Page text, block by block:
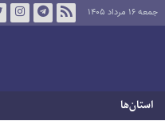
جمعه ۱۶ مرداد ۱۴۰۵
استان‌ها